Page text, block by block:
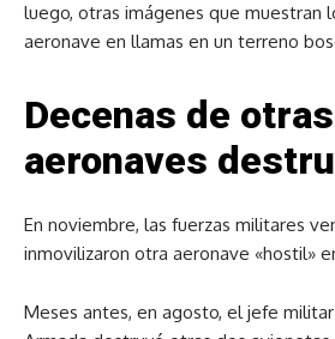
luego, otras imágenes que muestran
aeronave en llamas en un terreno
Decenas de otras
aeronaves
En noviembre, las fuerzas militares
inmovilizaron otra aeronave «hostil»
Meses antes, en agosto, el jefe